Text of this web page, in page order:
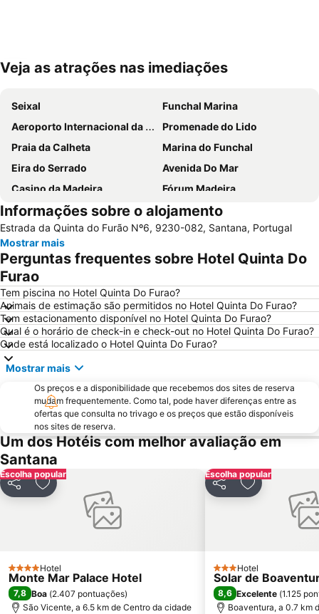
Ampliar mapa
Veja as atrações nas imediações
Seixal
Funchal Marina
Aeroporto Internacional da Madeira Cristiano Ronaldo
Promenade do Lido
Praia da Calheta
Marina do Funchal
Eira do Serrado
Avenida Do Mar
Casino da Madeira
Fórum Madeira
Sé Catedral do Funchal
Praia Machico
Parque temático da Madeira
Praia do Sol
Casas Típicas de Santana
Dos Reis Magos
Avenida Arriaga
Monte Palace Tropical Garden
Santa Catarina
Santa Maria
Miradouro Ponta do Sol
Clube de Golfe Santo da Serra Complexo Balnear de Ponta Delgada
Parque Madeira Magic - Cidade das Crianças
Reid’s Palace Classic Auto Show
Porto de Ribeira Brava-Madeira
Jardim de São Martinho
Largo do Curral das Freiras
São Lourenço
Miradouro do Cabo Girão
Madalena do Mar
Madeira Story Centre
Igreja de Nossa Senhora da Luz
Jardim Botânico da Madeira
Vila Beach
Sociedade Turística Palheiro Golfe
Informações sobre o alojamento
Estrada da Quinta do Furão Nº6, 9230-082, Santana, Portugal
Mostrar mais
Perguntas frequentes sobre Hotel Quinta Do
Furao
Tem piscina no Hotel Quinta Do Furao?
Animais de estimação são permitidos no Hotel Quinta Do Furao?
Tem estacionamento disponível no Hotel Quinta Do Furao?
Qual é o horário de check-in e check-out no Hotel Quinta Do Furao?
Onde está localizado o Hotel Quinta Do Furao?
Mostrar mais
Os preços e a disponibilidade que recebemos dos sites de reserva
mudam frequentemente. Como tal, pode haver diferenças entre as
ofertas que consulta no trivago e os preços que estão disponíveis
nos sites de reserva.
Um dos Hotéis com melhor avaliação em
Santana
Escolha popular
PartilharAdicionar aos favoritos
4 Estrelas
Hotel
Monte Mar Palace Hotel
7,8 Boa (2.407 pontuações)
São Vicente, a 6.5 km de Centro da cidade
Escolha popular
PartilharAdicionar
3 Estrelas
Hotel
Solar de
8,6 Excelente (1.125
Boaventura, a 0.7 km